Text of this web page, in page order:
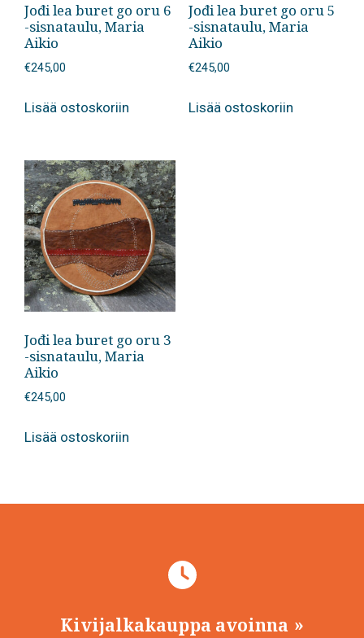
Jođi lea buret go oru 6
-sisnataulu, Maria
Aikio
€245,00
Lisää ostoskoriin
Jođi lea buret go oru 5
-sisnataulu, Maria
Aikio
€245,00
Lisää ostoskoriin
Jođi lea buret go oru 3
-sisnataulu, Maria
Aikio
€245,00
Lisää ostoskoriin
Kivijalkakauppa avoinna